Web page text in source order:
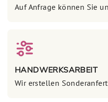
Auf Anfrage können Sie
HANDWERKSARBEIT
Wir erstellen